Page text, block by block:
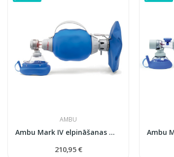
AMBU
Ambu Mark IV elpināšanas maiss pieaugušajiem ar...
210,95 €